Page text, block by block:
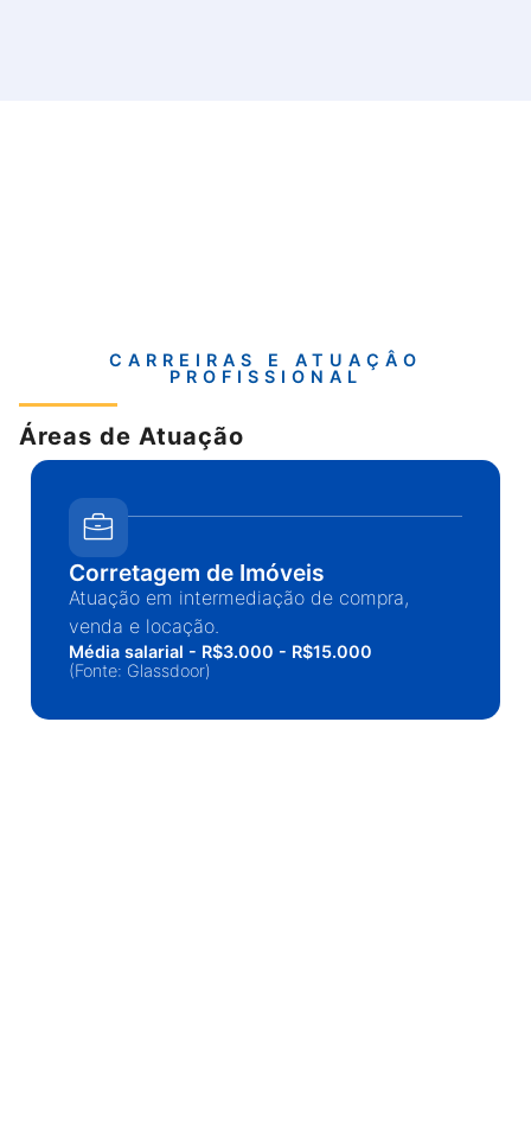
CARREIRAS E ATUAÇÂO
PROFISSIONAL
Áreas de Atuação
Corretagem de Imóveis
Atuação em intermediação de compra,
venda e locação.
Média salarial - R$3.000 - R$15.000
(Fonte: Glassdoor)